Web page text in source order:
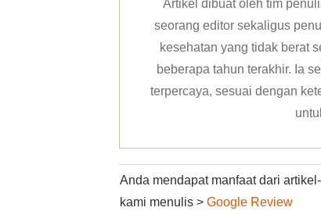
Artikel dibuat oleh tim
seorang editor sekaligus
kesehatan yang tidak berat
beberapa tahun terakhir. Ia
terpercaya, sesuai dengan
Anda mendapat manfaat dari
kami menulis > Google Review